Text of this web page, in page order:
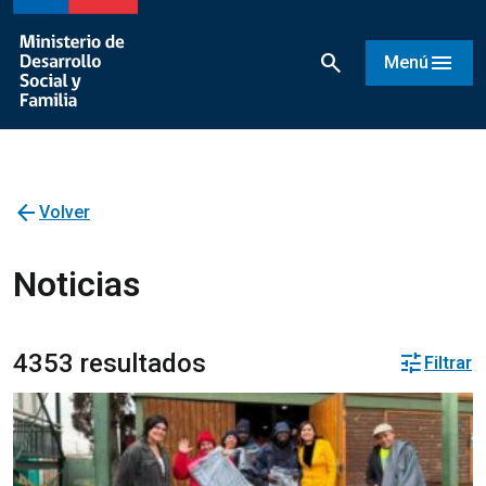
search Menú menu
arrow_back Volver
Noticias
4353 resultados tune Filtrar